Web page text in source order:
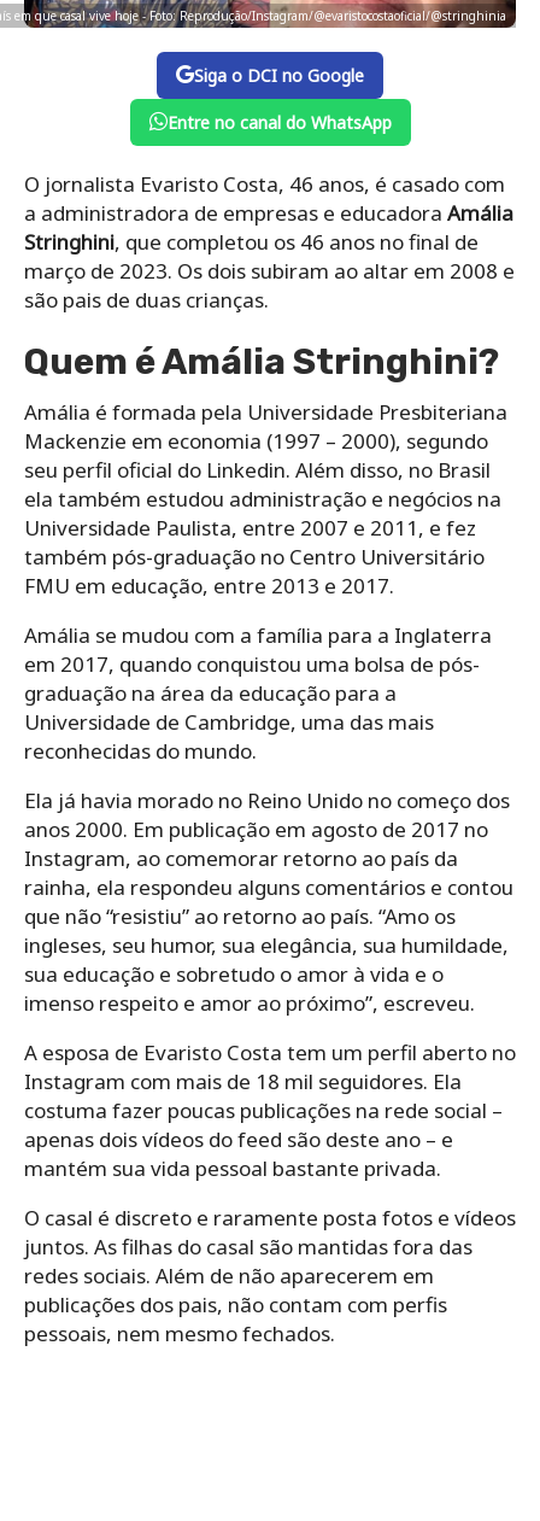
em que casal vive hoje - Foto: Reprodução/Instagram/@evaristocostaoficial/@stringhinia
Siga o DCI no Google
Entre no canal do WhatsApp
O jornalista Evaristo Costa, 46 anos, é casado com
a administradora de empresas e educadora Amália
Stringhini, que completou os 46 anos no final de
março de 2023. Os dois subiram ao altar em 2008 e
são pais de duas crianças.
Quem é Amália Stringhini?
Amália é formada pela Universidade Presbiteriana
Mackenzie em economia (1997 – 2000), segundo
seu perfil oficial do Linkedin. Além disso, no Brasil
ela também estudou administração e negócios na
Universidade Paulista, entre 2007 e 2011, e fez
também pós-graduação no Centro Universitário
FMU em educação, entre 2013 e 2017.
Amália se mudou com a família para a Inglaterra
em 2017, quando conquistou uma bolsa de pós-
graduação na área da educação para a
Universidade de Cambridge, uma das mais
reconhecidas do mundo.
Ela já havia morado no Reino Unido no começo dos
anos 2000. Em publicação em agosto de 2017 no
Instagram, ao comemorar retorno ao país da
rainha, ela respondeu alguns comentários e contou
que não “resistiu” ao retorno ao país. “Amo os
ingleses, seu humor, sua elegância, sua humildade,
sua educação e sobretudo o amor à vida e o
imenso respeito e amor ao próximo”, escreveu.
A esposa de Evaristo Costa tem um perfil aberto no
Instagram com mais de 18 mil seguidores. Ela
costuma fazer poucas publicações na rede social –
apenas dois vídeos do feed são deste ano – e
mantém sua vida pessoal bastante privada.
O casal é discreto e raramente posta fotos e vídeos
juntos. As filhas do casal são mantidas fora das
redes sociais. Além de não aparecerem em
publicações dos pais, não contam com perfis
pessoais, nem mesmo fechados.